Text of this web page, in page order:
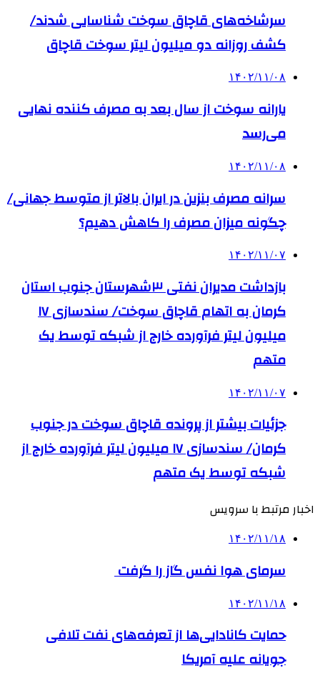
سرشاخه‌های قاچاق سوخت شناسایی شدند/
کشف روزانه دو میلیون لیتر سوخت قاچاق
۱۴۰۲/۱۱/۰۸
یارانه سوخت از سال بعد به مصرف کننده نهایی
می‌رسد
۱۴۰۲/۱۱/۰۸
سرانه مصرف بنزین در ایران بالاتر از متوسط جهانی/
چگونه میزان مصرف را کاهش دهیم؟
۱۴۰۲/۱۱/۰۷
بازداشت مدیران نفتی ۳شهرستان جنوب استان
کرمان به اتهام قاچاق سوخت/ سندسازی ۱۷
میلیون لیتر فرآورده‌ خارج از شبکه توسط یک
متهم
۱۴۰۲/۱۱/۰۷
جزئیات بیشتر از پرونده قاچاق سوخت در جنوب
کرمان/ سندسازی ۱۷ میلیون لیتر فرآورده‌ خارج از
شبکه توسط یک متهم
اخبار مرتبط با سرویس
۱۴۰۲/۱۱/۱۸
سرمای هوا نفس گاز را گرفت
۱۴۰۲/۱۱/۱۸
حمایت کانادایی‌ها از تعرفه‌های نفت تلافی
جویانه علیه آمریکا